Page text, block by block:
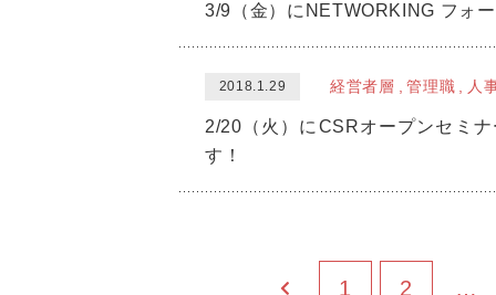
3/9（金）にNETWORKING フォ
2018.1.29 経営者層 管理職 人
2/20（火）にCSRオープンセミ
す！
1 2 …